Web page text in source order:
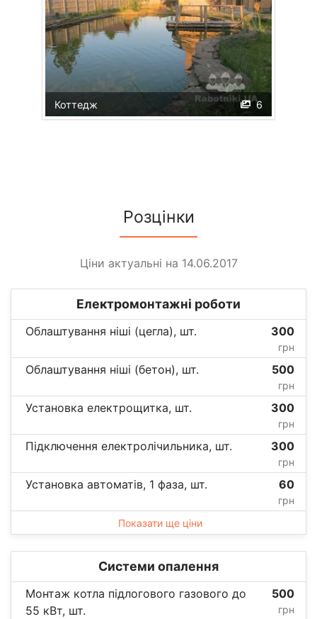
6
Коттедж
Розцінки
Ціни актуальні на 14.06.2017
Електромонтажні роботи
Облаштування ніші (цегла), шт. 300
грн
Облаштування ніші (бетон), шт. 500
грн
Установка електрощитка, шт. 300
грн
Підключення електролічильника, шт. 300
грн
Установка автоматів, 1 фаза, шт. 60
грн
Показати ще ціни
Системи опалення
Монтаж котла підлогового газового до
55 кВт, шт.
500
грн